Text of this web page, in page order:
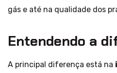
gás e até na qualidade dos
Entendendo a
A principal diferença está na